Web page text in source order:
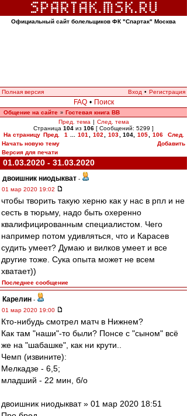
Официальный сайт болельщиков ФК "Спартак" Москва
Полная версия Вход • Регистрация
FAQ • Поиск
Общение на сайте » Гостевая книга ВВ
Пред. тема | След. тема
Страница 104 из 106 [ Сообщений: 5299 ]
На страницу Пред. 1 101 102 103 104, 105 106
След.
Начать новую тему
Добавить
Версия для печати
01.03.2020 - 31.03.2020
двоишник ниодыкват -
01 мар 2020 19:02
чтобы творить такую херню как у нас в рпл и не
сесть в тюрьму, надо быть охеренно
квалифицированным специалистом. Чего
например потом удивляться, что и Карасев
судить умеет? Думаю и вилков умеет и все
другие тоже. Сука опыта может не всем
хватает))
Последнее сообщение
Карелин -
01 мар 2020 19:00
Кто-нибудь смотрел матч в Нижнем?
Как там "наши"-то были? Понсе с "сыном" всё
же на "шабашке", как ни крути..
Чемп (извините):
Мелкадзе - 6,5;
младший - 22 мин, б/о
двоишник ниодыкват » 01 мар 2020 18:51